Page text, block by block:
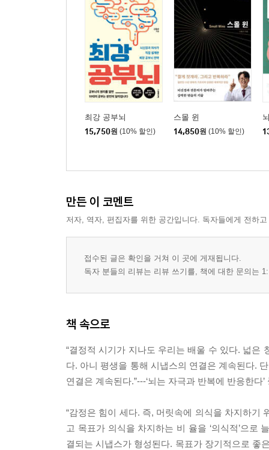
최강 공부뇌
15,750원 (10% 할인)
스몰 윈
14,850원 (10% 할인)
만든 이 코멘트
저자, 역자, 편집자를 위한 공간입니다. 독자들에게 전하
접수된 글은 확인을 거쳐 이 곳에 게재됩니다.
독자 분들의 리뷰는 리뷰 쓰기를, 책에 대한 문의는
책 속으로
“결정적 시기가 지나도 우리는 배울 수 있다. 넓은
다. 아니 평생을 통해 시냅스의 연결은 계속된다.
연결은 계속된다.”---‘뇌는 자극과 반복에 반응한다’
“감정은 힘이 세다. 즉, 머릿속에 의식을 차지하기
고 목표가 의식을 차지하는 비 율을 ‘의식적’으
결되는 시냅스가 형성된다. 목표가 장기적으로 좋